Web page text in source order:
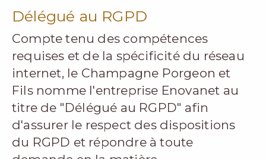
Délégué au RGPD
Compte tenu des compétences
requises et de la spécificité du réseau
internet, le Champagne Porgeon et
Fils nomme l'entreprise Enovanet au
titre de "Délégué au RGPD" afin
d'assurer le respect des dispositions
du RGPD et répondre à toute